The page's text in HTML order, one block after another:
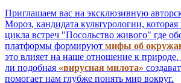
Приглашаем вас на эксклюзивную
Мороз, кандидата культурологии,
цикла встреч "Посольство живого" где
платформы формируют мифы об
это влияет на наше отношение к природе.
ли подобная «вирусная милота»
помогает нам глубже понять мир вокруг.